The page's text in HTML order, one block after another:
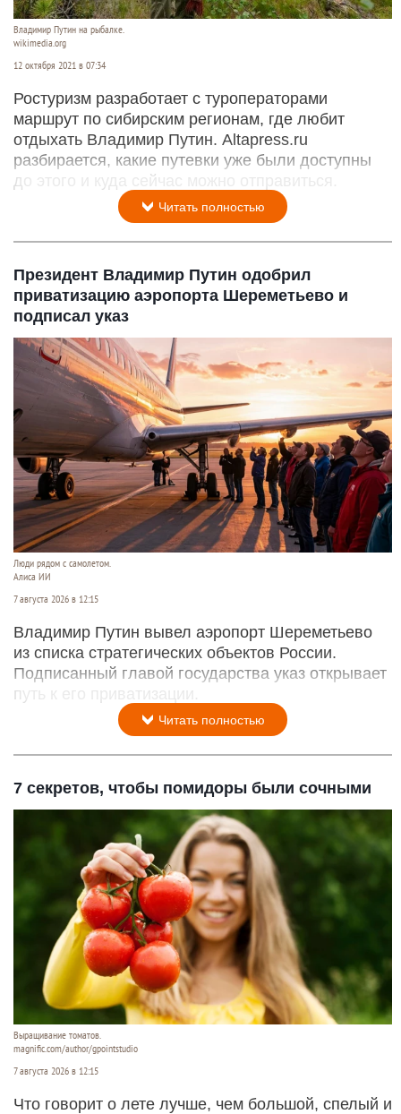
Владимир Путин на рыбалке.
wikimedia.org
12 октября 2021 в 07:34
Ростуризм разработает с туроператорами
маршрут по сибирским регионам, где любит
отдыхать Владимир Путин. Altapress.ru
разбирается, какие путевки уже были доступны
до этого и куда сейчас можно отправиться.
Читать полностью
Президент Владимир Путин одобрил
приватизацию аэропорта Шереметьево и
подписал указ
Люди рядом с самолетом.
Алиса ИИ
7 августа 2026 в 12:15
Владимир Путин вывел аэропорт Шереметьево
из списка стратегических объектов России.
Подписанный главой государства указ открывает
путь к его приватизации.
Читать полностью
7 секретов, чтобы помидоры были сочными
Выращивание томатов.
magnific.com/author/gpointstudio
7 августа 2026 в 12:15
Что говорит о лете лучше, чем большой, спелый и